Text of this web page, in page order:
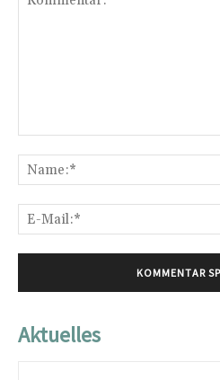
Aktuelles